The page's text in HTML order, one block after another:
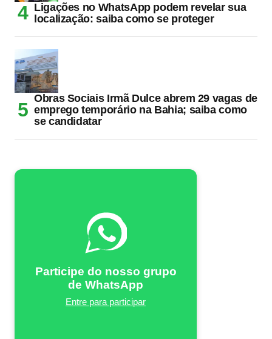
Ligações no WhatsApp podem revelar sua
localização: saiba como se proteger
Obras Sociais Irmã Dulce abrem 29 vagas de
emprego temporário na Bahia; saiba como
se candidatar
Participe do nosso grupo
de WhatsApp
Entre para participar